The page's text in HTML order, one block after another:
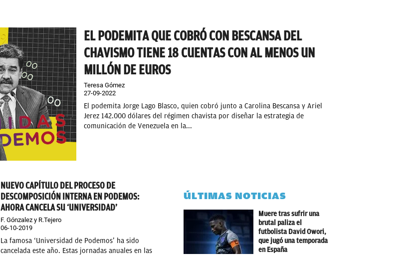
EL PODEMITA QUE COBRÓ CON BESCANSA DEL
CHAVISMO TIENE 18 CUENTAS CON AL MENOS UN
MILLÓN DE EUROS
Teresa Gómez
27-09-2022
El podemita Jorge Lago Blasco, quien cobró junto a Carolina Bescansa y Ariel
Jerez 142.000 dólares del régimen chavista por diseñar la estrategia de
comunicación de Venezuela en la...
NUEVO CAPÍTULO DEL PROCESO DE
DESCOMPOSICIÓN INTERNA EN PODEMOS:
AHORA CANCELA SU ‘UNIVERSIDAD’
F. Gónzalez y R.Tejero
06-10-2019
La famosa ‘Universidad de Podemos’ ha sido
cancelada este año. Estas jornadas anuales en las
ÚLTIMAS NOTICIAS
Muere tras sufrir una
brutal paliza el
futbolista David Owori,
que jugó una temporada
en España